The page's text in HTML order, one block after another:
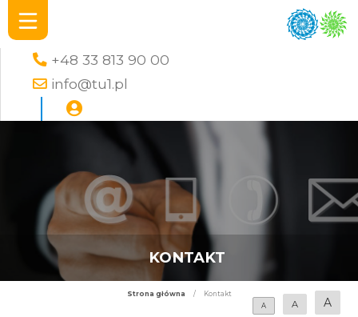
+48 33 813 90 00
info@tu1.pl
KONTAKT
Strona główna /
Kontakt
A
A A